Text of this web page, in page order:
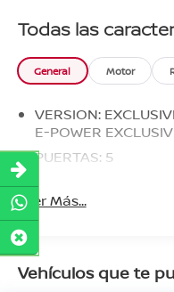
Todas las
General Motor
VERSION:
E-POWER
PUERTAS: 5
Leer Más...
Vehículos que te